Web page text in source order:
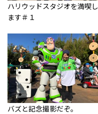
ハリウッドスタジオを満喫し
ます＃１
バズと記念撮影だぞ。